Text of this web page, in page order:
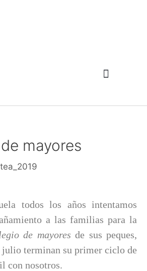
mayores
todos los años intentamos
a las familias para la
de mayores de sus peques,
julio terminan su primer ciclo de
con nosotros.